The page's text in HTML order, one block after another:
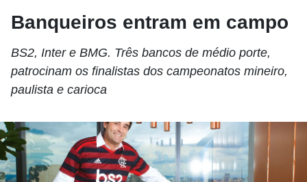
Banqueiros entram em campo
BS2, Inter e BMG. Três bancos de médio porte,
patrocinam os finalistas dos campeonatos mineiro,
paulista e carioca